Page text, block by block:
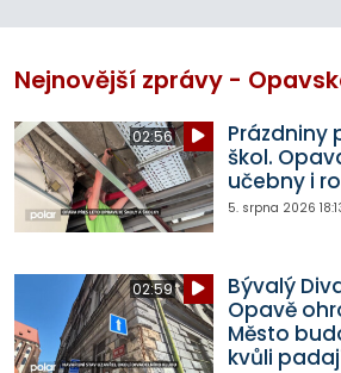
Nejnovější zprávy -
02:56
škol.
učebny i
5. srpna 2026
02:59
Bývalý
Opavě
Město
kvůli